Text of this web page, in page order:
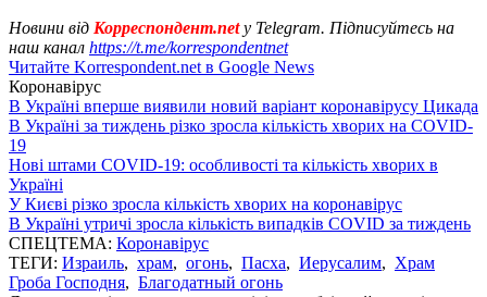
Новини від Корреспондент.netу Telegram. Підписуйтесь на
наш канал https://t.me/korrespondentnet
Читайте Korrespondent.net в Google News
Коронавірус
В Україні вперше виявили новий варіант коронавірусу Цикада
В Україні за тиждень різко зросла кількість хворих на COVID-
19
Нові штами COVID-19: особливості та кількість хворих в
Україні
У Києві різко зросла кількість хворих на коронавірус
В Україні утричі зросла кількість випадків COVID за тиждень
СПЕЦТЕМА: Коронавірус
ТЕГИ: Израиль, храм, огонь, Пасха, Иерусалим, Храм
Гроба Господня, Благодатный огонь